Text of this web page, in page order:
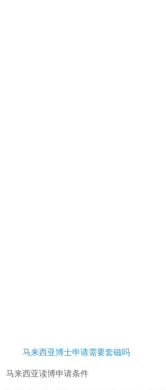
马来西亚博士申请需要套磁吗
马来西亚读博申请条件